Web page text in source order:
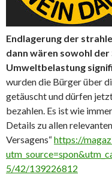
Endlagerung der
dann wären sowohl
Umweltbelastung
wurden die Bürger über
getäuscht und dürfen
bezahlen. Es ist wie
Details zu allen
Versagens“https://
5/42/139226812